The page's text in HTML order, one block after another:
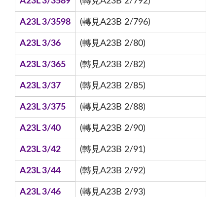
A23L 3/3598 (轉見A23B 2/796)
A23L 3/36 (轉見A23B 2/80)
A23L 3/365 (轉見A23B 2/82)
A23L 3/37 (轉見A23B 2/85)
A23L 3/375 (轉見A23B 2/88)
A23L 3/40 (轉見A23B 2/90)
A23L 3/42 (轉見A23B 2/91)
A23L 3/44 (轉見A23B 2/92)
A23L 3/46 (轉見A23B 2/93)